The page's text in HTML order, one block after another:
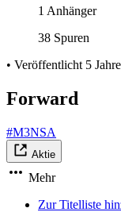
1 Anhänger
38 Spuren
• Veröffentlicht 5
Forward
#M3NSA
Aktie
Mehr
Zur Titelliste